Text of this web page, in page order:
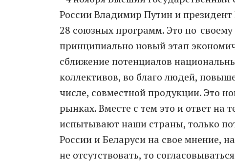
России Владимир Путин и
28 союзных программ. Это по-
принципиально новый этап
сближение потенциалов
коллективов, во благо людей,
числе, совместной продукции. Это
рынках. Вместе с тем это и ответ на
испытывают наши страны, только
России и Беларуси на свое мнение,
не отсутствовать, то